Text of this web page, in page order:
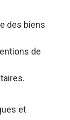
des biens
de
et